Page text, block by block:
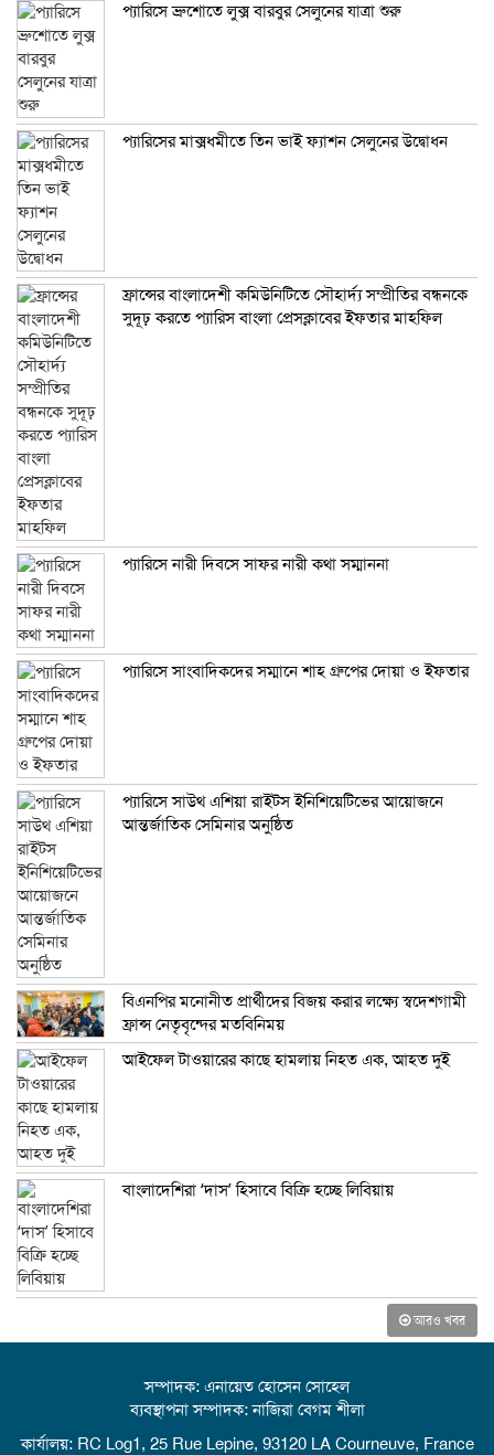
প্যারিসে ব্রুশোতে লুক্স বারবুর সেলুনের যাত্রা শুরু
প্যারিসের মাক্সধমীতে তিন ভাই ফ্যাশন সেলুনের উদ্বোধন
ফ্রান্সের বাংলাদেশী কমিউনিটিতে সৌহার্দ্য সম্প্রীতির বন্ধনকে
সুদূঢ় করতে প্যারিস বাংলা প্রেসক্লাবের ইফতার মাহফিল
প্যারিসে নারী দিবসে সাফর নারী কথা সম্মাননা
প্যারিসে সাংবাদিকদের সম্মানে শাহ গ্রুপের দোয়া ও ইফতার
প্যারিসে সাউথ এশিয়া রাইটস ইনিশিয়েটিভের আয়োজনে
আন্তর্জাতিক সেমিনার অনুষ্ঠিত
বিএনপির মনোনীত প্রার্থীদের বিজয় করার লক্ষ্যে স্বদেশগামী
ফ্রান্স নেতৃবৃন্দের মতবিনিময়
আইফেল টাওয়ারের কাছে হামলায় নিহত এক, আহত দুই
বাংলাদেশিরা ‘দাস’ হিসাবে বিক্রি হচ্ছে লিবিয়ায়
আরও খবর
সম্পাদক: এনায়েত হোসেন সোহেল
ব্যবস্থাপনা সম্পাদক: নাজিরা বেগম শীলা
কার্যালয়: RC Log1, 25 Rue Lepine, 93120 LA Courneuve, France